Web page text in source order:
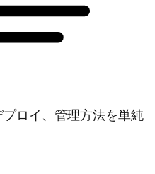
ロイ、管理方法を単純